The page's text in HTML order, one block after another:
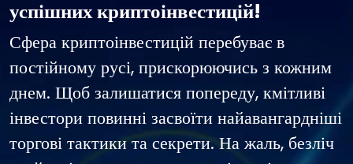
успішних криптоінвестицій!
Сфера криптоінвестицій перебуває в
постійному русі, прискорюючись з кожним
днем. Щоб залишатися попереду, кмітливі
інвестори повинні засвоїти найавангардніші
торгові тактики та секрети. На жаль, безліч